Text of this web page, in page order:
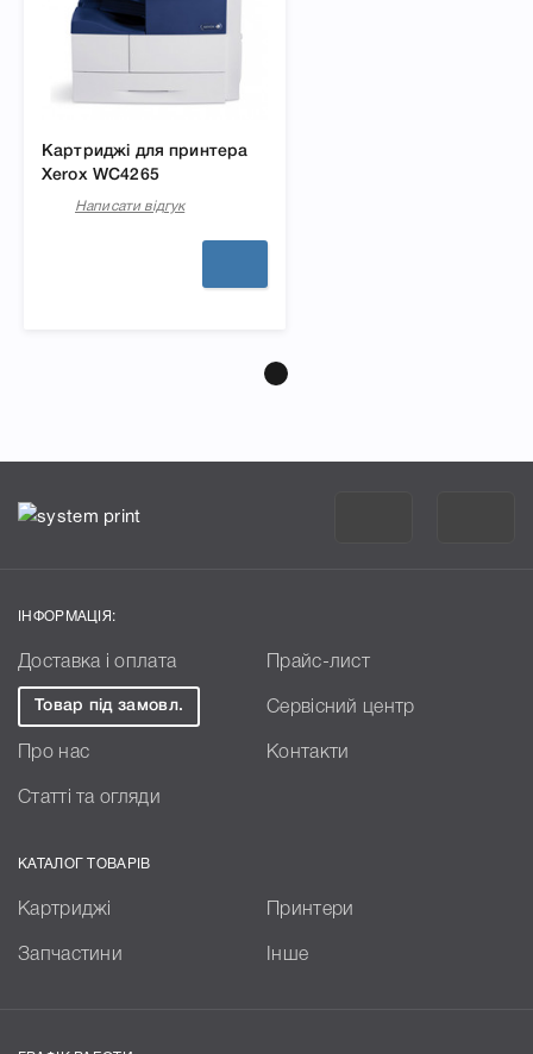
Картриджі для принтера
Xerox WC4265
Написати відгук
ІНФОРМАЦІЯ:
Доставка і оплата Прайс-лист
Товар під замовл. Сервісний центр
Про нас Контакти
Статті та огляди
КАТАЛОГ ТОВАРІВ
Картриджі Принтери
Запчастини Інше